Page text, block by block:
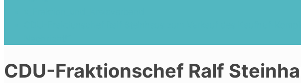
CDU-Fraktionschef Ralf